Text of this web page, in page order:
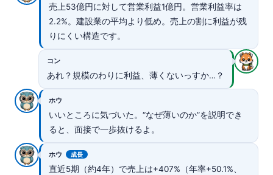
売上53億円に対して営業利益1億円。営業利益率は
2.2%。建設業の平均より低め。売上の割に利益が残
りにくい構造です。
コン
あれ？規模のわりに利益、薄くないっすか…？
ホウ
いいところに気づいた。“なぜ薄いのか”を説明でき
ると、面接で一歩抜けるよ。
ホウ 成長
直近5期（約4年）で売上は+407%（年率+50.1%、